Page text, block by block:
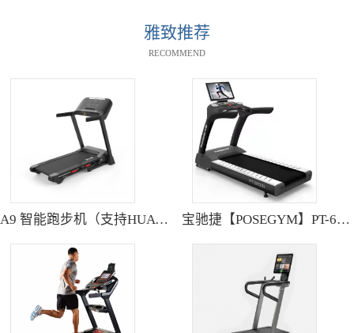
雅致推荐
RECOMMEND
A9 智能跑步机（支持HUAWEI HiLink） SH-T9119P 宝驰捷【POSEGYM】PT-6600Q高清大型触摸屏跑步机静音减震